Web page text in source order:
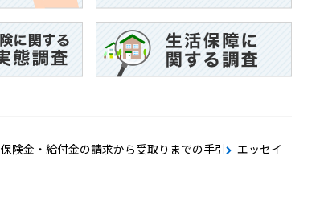
保険金・給付金の請求から受取りまでの手引 エッセイ